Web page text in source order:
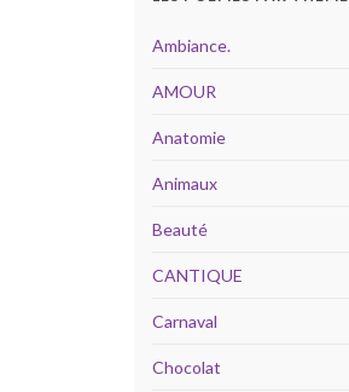
Ambiance.
AMOUR
Anatomie
Animaux
Beauté
CANTIQUE
Carnaval
Chocolat